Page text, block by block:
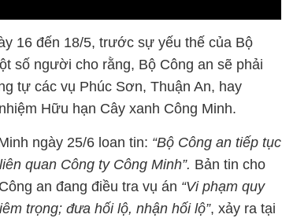
16 đến 18/5, trước sự yếu thế của Bộ
số người cho rằng, Bộ Công an sẽ phải
tự các vụ Phúc Sơn, Thuận An, hay
Hữu hạn Cây xanh Công Minh.
ngày 25/6 loan tin: “Bộ Công an tiếp tục
quan Công ty Công Minh”. Bản tin cho
an đang điều tra vụ án “Vi phạm quy
trọng; đưa hối lộ, nhận hối lộ”, xảy ra tại